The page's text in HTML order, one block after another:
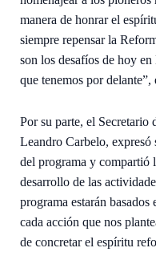
manera de honrar el
siempre repensar la
son los desafíos de hoy
que tenemos por
Por su parte, el
Leandro Carbelo, expresó
del programa y compartió
desarrollo de las
programa estarán
cada acción que nos
de concretar el espíritu